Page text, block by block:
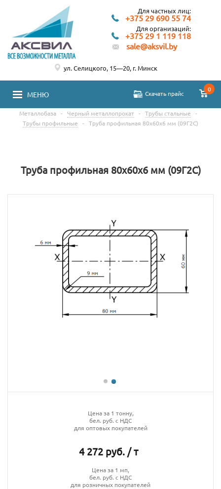
Для частных лиц:
+375 29 690 55 74
Для организаций:
+375 29 1 119 118
sale@aksvil.by
МЕНЮ Скачать прайс
0
ул. Селицкого, 15—20, г. Минск
Металлобаза - Черный металлопрокат - Трубы стальные
-
Трубы профильные
- Труба профильная 80х60х6 мм (09Г2С)
Труба профильная 80х60х6 мм (09Г2С)
Цена за 1 тонну,
бел. руб. с НДС
для оптовых покупателей
4 272 руб. / т
Цена за 1 мп,
бел. руб. с НДС
для розничных покупателей